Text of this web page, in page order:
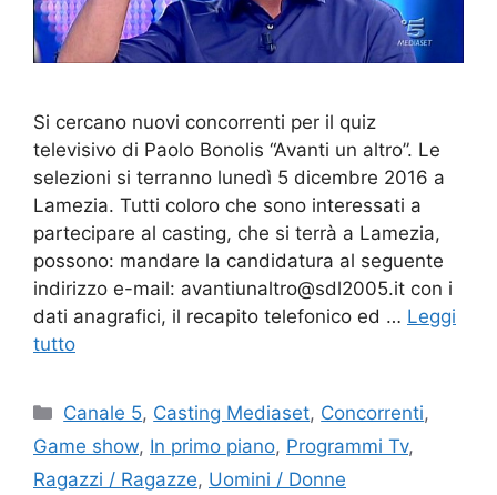
Si cercano nuovi concorrenti per il quiz
televisivo di Paolo Bonolis “Avanti un altro”. Le
selezioni si terranno lunedì 5 dicembre 2016 a
Lamezia. Tutti coloro che sono interessati a
partecipare al casting, che si terrà a Lamezia,
possono: mandare la candidatura al seguente
indirizzo e-mail: avantiunaltro@sdl2005.it con i
dati anagrafici, il recapito telefonico ed … Leggi
tutto
Categorie
Canale 5, Casting Mediaset, Concorrenti,
Game show, In primo piano, Programmi Tv,
Ragazzi / Ragazze, Uomini / Donne